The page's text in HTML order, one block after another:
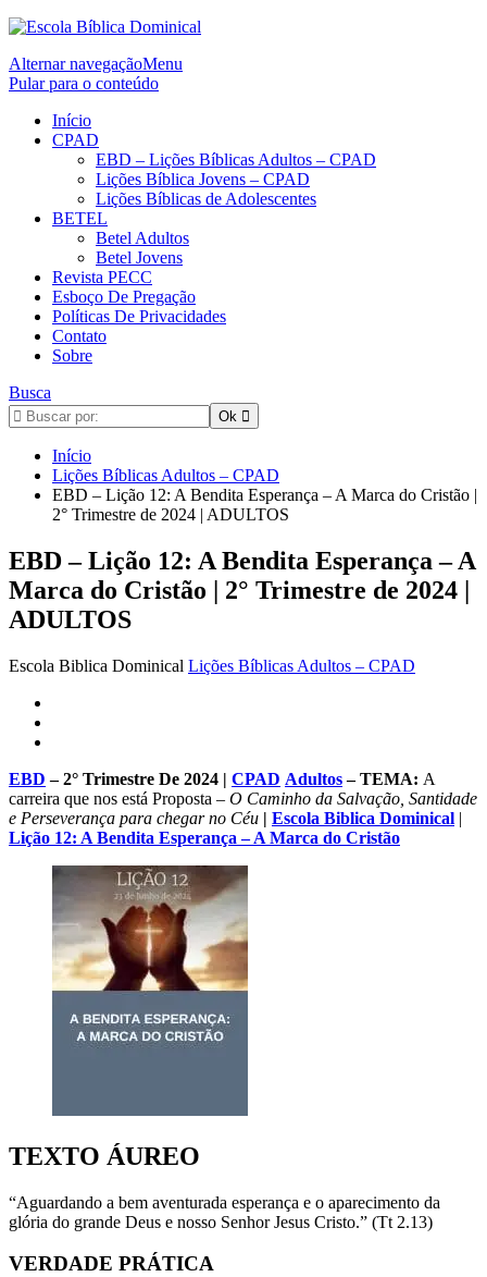
Alternar navegaçãoMenu
Pular para o conteúdo
Início
CPAD
EBD – Lições Bíblicas Adultos – CPAD
Lições Bíblica Jovens – CPAD
Lições Bíblicas de Adolescentes
BETEL
Betel Adultos
Betel Jovens
Revista PECC
Esboço De Pregação
Políticas De Privacidades
Contato
Sobre
Busca
Início
Lições Bíblicas Adultos – CPAD
EBD – Lição 12: A Bendita Esperança – A Marca do Cristão |
2° Trimestre de 2024 | ADULTOS
EBD – Lição 12: A Bendita Esperança – A
Marca do Cristão | 2° Trimestre de 2024 |
ADULTOS
Escola Biblica Dominical Lições Bíblicas Adultos – CPAD
EBD – 2° Trimestre De 2024 | CPAD Adultos–TEMA: A
carreira que nos está Proposta – O Caminho da Salvação, Santidade
e Perseverança para chegar no Céu | Escola Biblica Dominical |
Lição 12: A Bendita Esperança – A Marca do Cristão
TEXTO ÁUREO
“Aguardando a bem aventurada esperança e o aparecimento da
glória do grande Deus e nosso Senhor Jesus Cristo.” (Tt 2.13)
VERDADE PRÁTICA